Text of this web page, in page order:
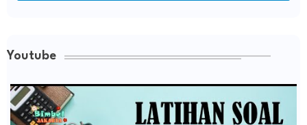
Youtube